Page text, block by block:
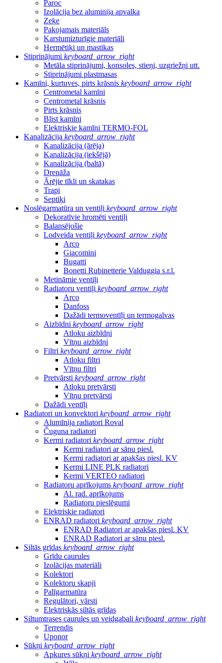
Paroc
Izolācija bez aluminija apvalka
Zeķe
Pakojamais materiāls
Karstumizturīgie materiāli
Hermētiķi un mastikas
Stiprinājumi keyboard_arrow_right
Metāla stiprinājumi, konsoles, stieņi, uzgriežņi utt.
Stiprinājumi plastmasas
Kamīni, kurtuves, pirts krāsnis keyboard_arrow_right
Centrometal kamīni
Centrometal krāsnis
Pirts krāsnis
Blist kamīni
Elektriskie kamīni TERMO-FOL
Kanalizācija keyboard_arrow_right
Kanalizācija (ārēja)
Kanalizācija (iekšējā)
Kanalizācija (baltā)
Drenāža
Ārējie tīkli un skatakas
Trapi
Septiķi
Noslēgarmatūra un ventiļi keyboard_arrow_right
Dekoratīvie hromēti ventiļi
Balansējošie
Lodveida ventiļi keyboard_arrow_right
Arco
Giacomini
Bugatti
Bonetti Rubinetterie Valduggia s.r.l.
Metināmie ventiļi
Radiatoru ventiļi keyboard_arrow_right
Arco
Danfoss
Dažādi termoventīļi un termogalvas
Aizbīdni keyboard_arrow_right
Atloku aizbīdņi
Vītņu aizbīdņi
Filtri keyboard_arrow_right
Atloku filtri
Vītņu filtri
Pretvārsti keyboard_arrow_right
Atloku pretvārsti
Vītņu pretvārsti
Dažādi ventīļi
Radiatori un konvektori keyboard_arrow_right
Alumīnija radiatori Roval
Čuguna radiatori
Kermi radiatori keyboard_arrow_right
Kermi radiatori ar sānu piesl.
Kermi radiatori ar apakšas piesl. KV
Kermi LINE PLK radiatori
Kermi VERTEO radiatori
Radiatoru aprīkojums keyboard_arrow_right
Al. rad. aprīkojums
Radiatoru pieslēgumi
Elektriskie radiatori
ENRAD radiatori keyboard_arrow_right
ENRAD Radiatori ar apakšas piesl. KV
ENRAD Radiatori ar sānu piesl.
Siltās grīdas keyboard_arrow_right
Grīdu caurules
Izolācijas materiāli
Kolektori
Kolektoru skapji
Palīgarmatūra
Regulātori, vārsti
Elektriskās siltās grīdas
Siltumtrases caurules un veidgabali keyboard_arrow_right
Terrendis
Uponor
Sūkņi keyboard_arrow_right
Apkures sūkņi keyboard_arrow_right